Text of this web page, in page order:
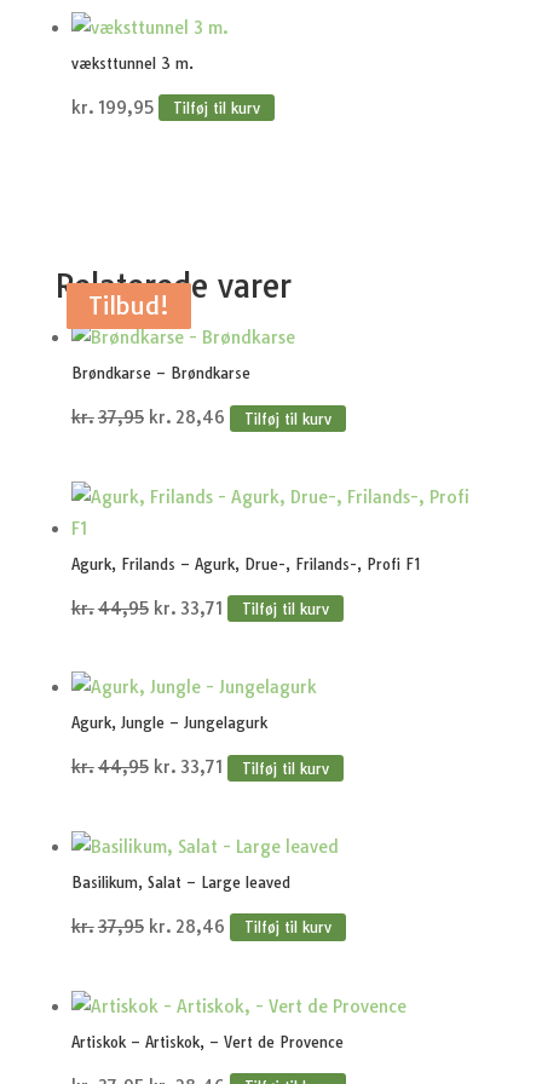
væksttunnel 3 m.
kr. 199,95 Tilføj til kurv
Relaterede varer
Tilbud!
Brøndkarse – Brøndkarse
kr.37,95 Den
var:
kr. 28,46Den
er:
Tilføj til kurv
Tilbud!
Agurk, Frilands – Agurk, Drue-, Frilands-, Profi F1
kr.44,95 Den
var:
kr.44,95.
kr. 33,71Den
kr.33,71.
Tilføj til kurv
Tilbud!
Agurk, Jungle – Jungelagurk
kr.44,95 Den
var:
kr.44,95.
kr. 33,71Den
kr.33,71.
Tilføj til kurv
Tilbud!
Basilikum, Salat – Large leaved
kr.37,95 Den
var:
kr.37,95.
kr. 28,46Den
er:
kr.28,46.
Tilføj til kurv
Tilbud!
Artiskok – Artiskok, – Vert de Provence